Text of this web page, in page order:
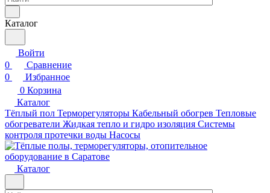
Каталог
Войти
0
Сравнение
0
Избранное
0 Корзина
Каталог
Тёплый пол Терморегуляторы Кабельный обогрев Тепловые
обогреватели Жидкая тепло и гидро изоляция Системы
контроля протечки воды Насосы
Каталог